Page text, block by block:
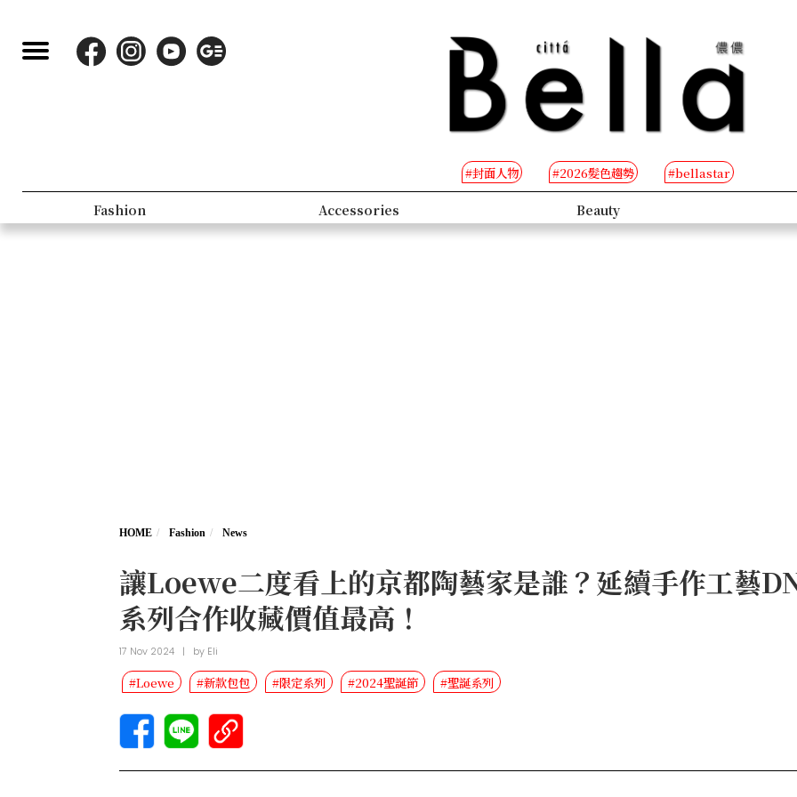
#封面人物 #2026髮色趨勢 #bellastar
Fashion Accessories Beauty
HOME Fashion News
讓Loewe二度看上的京都陶藝家是誰？延續手作工藝
系列合作收藏價值最高！
17 Nov 2024 | by Eli
#Loewe #新款包包 #限定系列 #2024聖誕節 #聖誕系列